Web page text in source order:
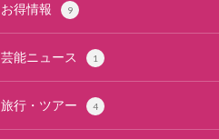
お得情報 9
芸能ニュース 1
旅行・ツアー 4